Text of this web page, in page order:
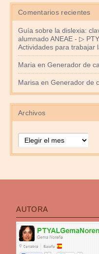
Comentarios recientes
Guía sobre la dislexia:
alumnado ANEAE - ▷
Actividades para trabajar
Maria en Generador de
Marisa en Generador de
Archivos
AUTORA